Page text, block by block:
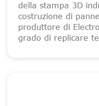
della stampa 3D
costruzione di
produttore di
grado di replicare